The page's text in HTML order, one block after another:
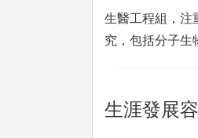
生醫工程組，注
究，包括分子生
生涯發展